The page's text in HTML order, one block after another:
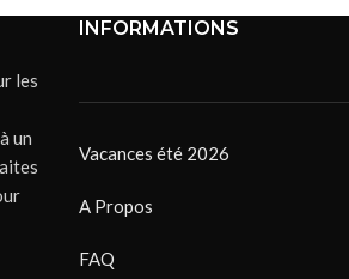
les
un
INFORMATIONS
Vacances été 2026
A Propos
FAQ